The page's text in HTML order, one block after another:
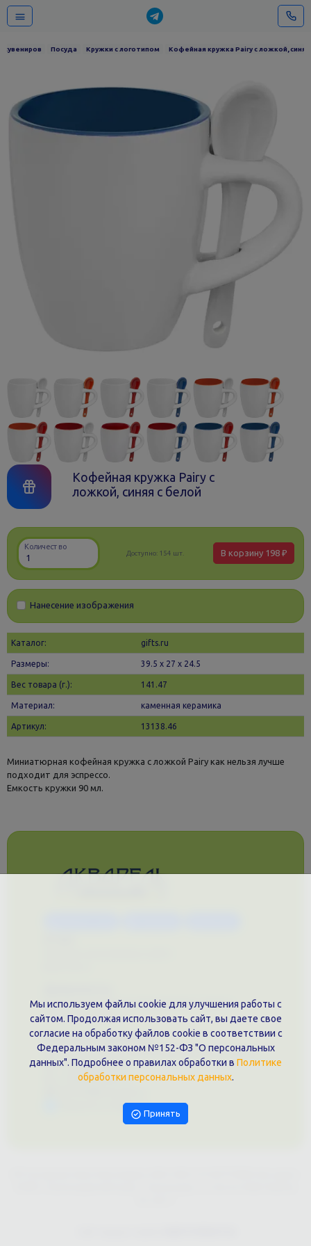
сувениров Посуда Кружки с логотипом Кофейная кружка Pairy с ложкой,
Кофейная кружка Pairy с
ложкой, синяя с белой
Количество
Доступно: 154 шт. В корзину 198 ₽
Нанесение изображения
Каталог: gifts.ru
Размеры: 39.5 х 27 x 24.5
Вес товара (г.): 141.47
Материал: каменная керамика
Артикул: 13138.46
Миниатюрная кофейная кружка с ложкой Pairy как нельзя лучше
подходит для эспрессо.
Емкость кружки 90 мл.
Политика обработки персональных данных
Публичная оферта
Контакты филиала
г. Краснодар, ул. Шоссе Нефтяников, 28, оф. 51
+7 (861)202-09-02
+7 (909)466-00-16
Написать в Telegram
Мы используем файлы cookie для улучшения работы с
сайтом. Продолжая использовать сайт, вы даете свое
согласие на обработку файлов cookie в соответствии с
Федеральным законом №152-ФЗ "О персональных
данных". Подробнее о правилах обработки в Политике
обработки персональных данных.
Принять